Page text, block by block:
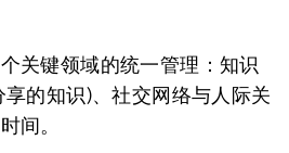
关键领域的统一管理：知识
的知识)、社交网络与人际关
间。